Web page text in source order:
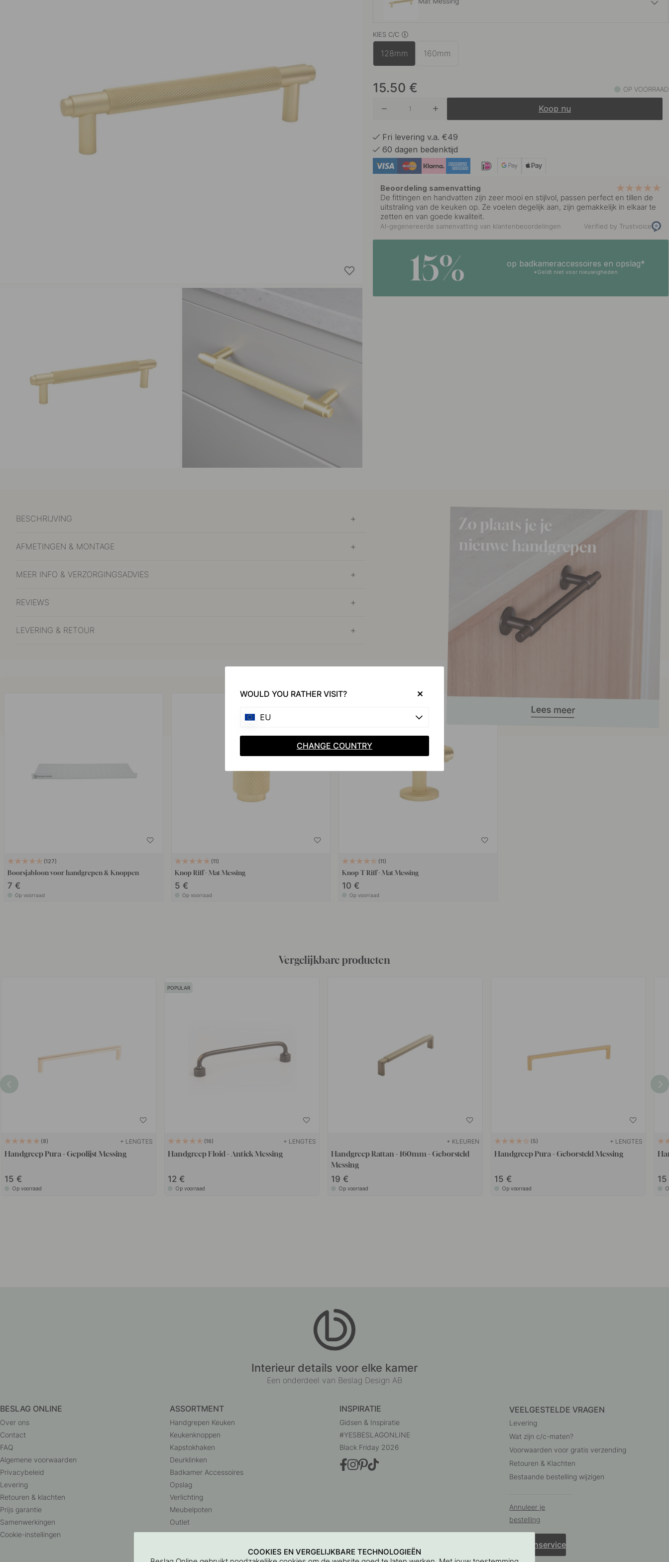
Op voorraad
KIES C/C
128mm 160mm
15.50 € OP VOORRAAD
Koop nu
Fri levering v.a. €49
60 dagen bedenktijd
Beoordeling samenvatting
De fittingen en handvatten zijn zeer mooi en stijlvol, passen perfect en tillen de
uitstraling van de keuken op. Ze voelen degelijk aan, zijn gemakkelijk in elkaar te
zetten en van goede kwaliteit.
AI-gegenereerde samenvatting van klantenbeoordelingen Verified by Trustvoice
15% op badkameraccessoires en opslag*
*Geldt niet voor nieuwigheden
BESCHRIJVING
AFMETINGEN & MONTAGE
MEER INFO & VERZORGINGSADVIES
REVIEWS
LEVERING & RETOUR
127
Boorsjabloon voor handgrepen & Knoppen
7 €
Op voorraad
11
Knop Riff - Mat Messing
5 €
Op voorraad
11
Knop T Riff - Mat Messing
10 €
Op voorraad
Vergelijkbare producten
8 + LENGTES
Handgreep Pura - Gepolijst Messing
15
Op voorraad
POPULAR
16 + LENGTES
Handgreep Floid - Antiek Messing
12
Op voorraad
+ KLEUREN
Handgreep Rattan - 160mm - Geborsteld
Messing
19
Op voorraad
5 + LENGTES
Handgreep Pura - Geborsteld Messing
15
Op voorraad
Interieur details voor elke kamer
Een onderdeel van Beslag Design AB
BESLAG ONLINE
Over ons
Contact
FAQ
Algemene voorwaarden
Privacybeleid
Levering
Retouren & klachten
Prijs garantie
Samenwerkingen
Cookie-instellingen
ASSORTMENT
Handgrepen Keuken
Keukenknoppen
Kapstokhaken
Deurklinken
Badkamer Accessoires
Opslag
Verlichting
Meubelpoten
Outlet
INSPIRATIE
Gidsen & Inspiratie
#YESBESLAGONLINE
Black Friday 2026
VEELGESTELDE VRAGEN
Levering
Wat zijn c/c-maten?
Voorwaarden voor gratis verzending
Retouren & Klachten
Bestaande bestelling wijzigen
Annuleer je
bestelling
Klantenservice
COOKIES EN VERGELIJKBARE TECHNOLOGIEËN
WOULD YOU RATHER VISIT?
EU
CHANGE COUNTRY